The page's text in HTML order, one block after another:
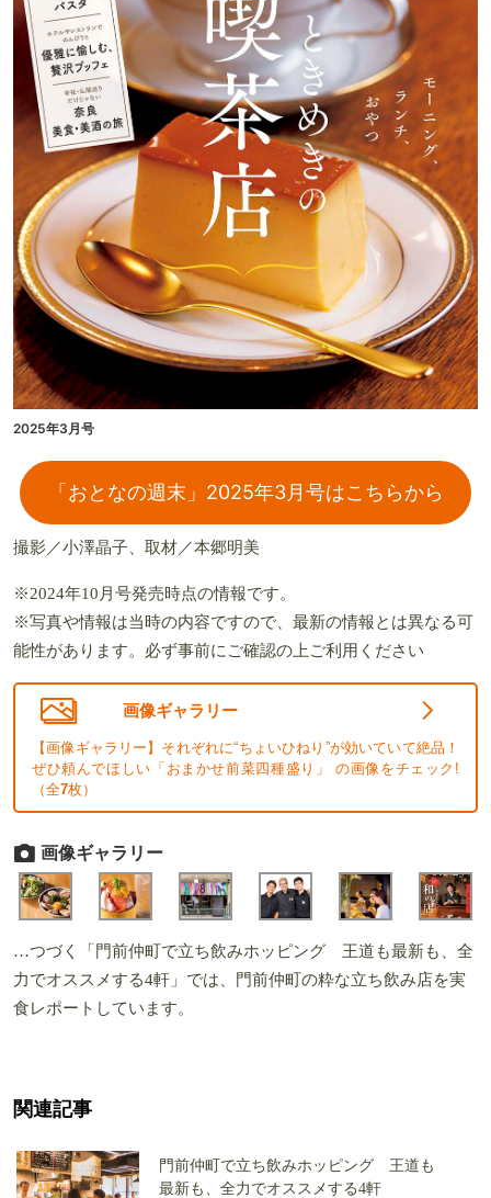
2025年3月号
「おとなの週末」2025年3月号はこちらから
撮影／小澤晶子、取材／本郷明美
※2024年10月号発売時点の情報です。
※写真や情報は当時の内容ですので、最新の情報とは異なる可
能性があります。必ず事前にご確認の上ご利用ください
画像ギャラリー
【画像ギャラリー】それぞれに“ちょいひねり”が効いていて絶品！
ぜひ頼んでほしい「おまかせ前菜四種盛り」 の画像をチェック!
（全7枚）
画像ギャラリー
…つづく「門前仲町で立ち飲みホッピング 王道も最新も、全
力でオススメする4軒」では、門前仲町の粋な立ち飲み店を実
食レポートしています。
関連記事
門前仲町で立ち飲みホッピング 王道も
最新も、全力でオススメする4軒